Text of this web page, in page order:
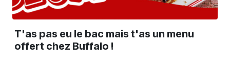
T'as pas eu le bac mais t'as un menu
offert chez Buffalo !